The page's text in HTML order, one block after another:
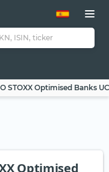
STOXX Optimised Banks
Optimised